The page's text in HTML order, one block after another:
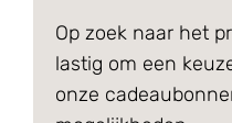
Op zoek naar het
lastig om een
onze